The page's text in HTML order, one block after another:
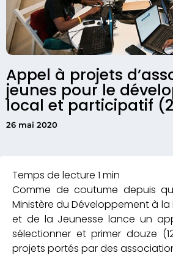
Appel à projets
jeunes pour le
local et participatif
26 mai 2020
Comme de coutume depuis
Ministère du Développement à la
et de la Jeunesse lance un
sélectionner et primer douze
projets portés par des